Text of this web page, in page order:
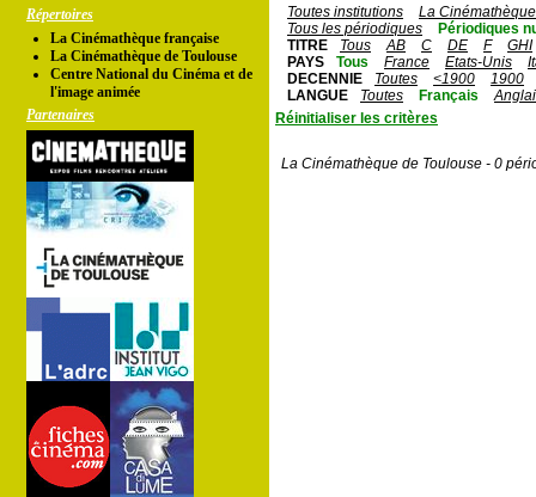
Répertoires
La Cinémathèque française
La Cinémathèque de Toulouse
Centre National du Cinéma et de
l'image animée
Partenaires
Toutes institutions
La
Tous les périodiques
Périodiques
TITRE
Tous AB C DE F
GHI
PAYS
Tous France Etats-Unis
DECENNIE
Toutes <1900
1900
LANGUE
Toutes Français
Réinitialiser les critères
La Cinémathèque de Toulouse - 0